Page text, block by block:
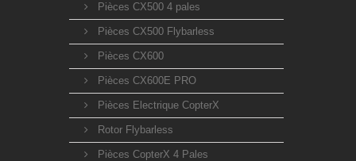
Pièces CX500 4 pales
Pièces CX500 Flybarless
Pièces CX600
Pièces CX600E PRO
Pièces Electrique CopterX
Rotor Flybarless
Pièces CopterX 4 Pales